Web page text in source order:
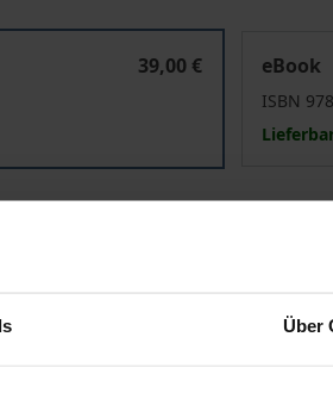
Über
39,00 €
eBook
ISBN
von der Lieferadresse kann die